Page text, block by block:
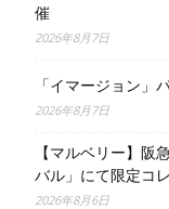
催
2026年8月7日
「イマージョン」
2026年8月7日
【マルベリー】阪
バル」にて限定コ
2026年8月6日